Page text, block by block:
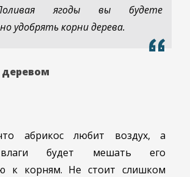
ягоды вы будете
удобрять корни дерева.
деревом
абрикос любит воздух, а
будет мешать его
к корням. Не стоит слишком